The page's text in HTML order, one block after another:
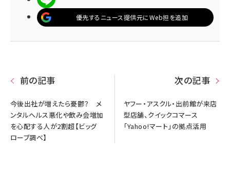
優先するニュース提供元にWeb担を追加
前の記事
今後出社が増えたら憂鬱？ メ
ンタルヘルス悪化や飲み会増加
を心配する人が2割超【ビッグ
ローブ調べ】
次の記事
ヤフー・アスクル・出前館が来店
型店舗、クイックコマース
「Yahoo!マート」の拠点活用